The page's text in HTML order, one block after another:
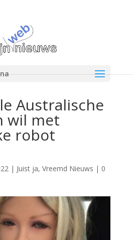
Australische
wil met
robot
| Juist ja, Vreemd Nieuws | 0